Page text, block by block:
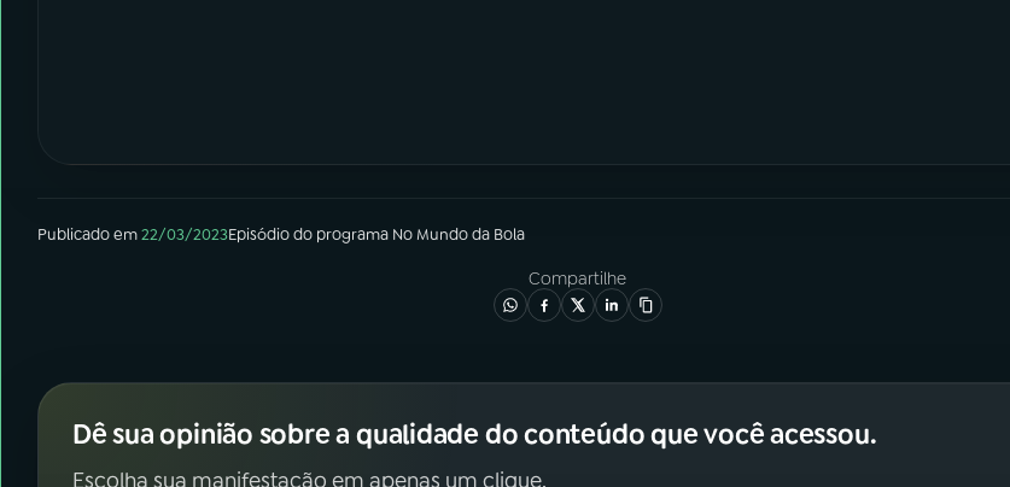
Publicado em22/03/2023Episódiodo programa No Mundo da Bola
Compartilhe
Dê sua opinião sobre a qualidade do conteúdo que você acessou.
Escolha sua manifestação em apenas um clique.